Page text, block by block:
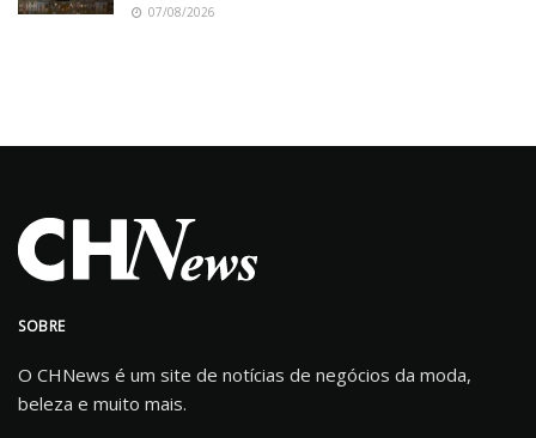
07/08/2026
SOBRE
O CHNews é um site de notícias de negócios da moda,
beleza e muito mais.